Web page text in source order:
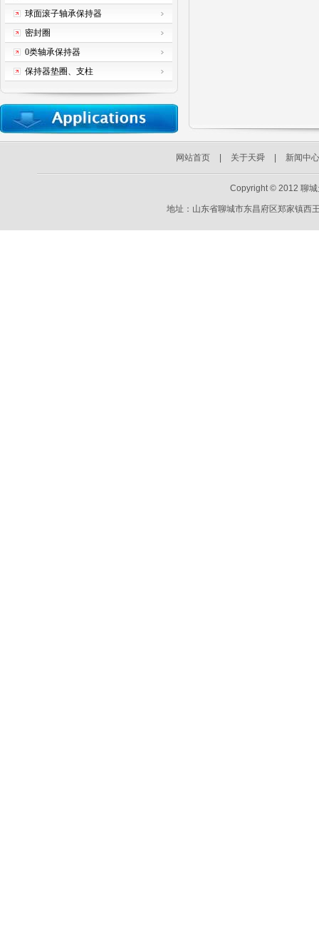
球面滚子轴承保持器
密封圈
0类轴承保持器
保持器垫圈、支柱
网站首页 关于天舜 新闻中
Copyright © 2012 聊
地址：山东省聊城市东昌府区郑家镇